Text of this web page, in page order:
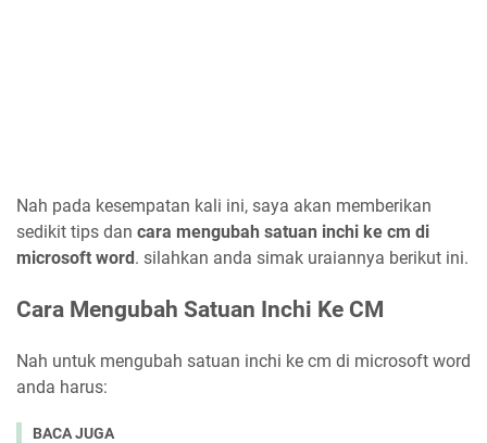
Nah pada kesempatan kali ini, saya akan memberikan
sedikit tips dan cara mengubah satuan inchi ke cm di
microsoft word. silahkan anda simak uraiannya berikut ini.
Cara Mengubah Satuan Inchi Ke CM
Nah untuk mengubah satuan inchi ke cm di microsoft word
anda harus:
BACA JUGA